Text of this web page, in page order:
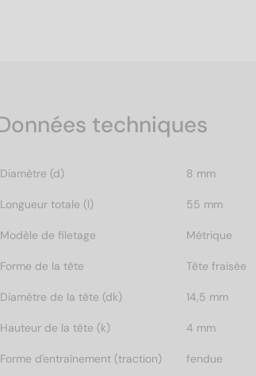
techniques
Diamètre (d) 8 mm
Longueur totale (l) 55 mm
Modèle de filetage Métrique
Forme de la tête Tête fraisée
Diamètre de la tête (dk) 14,5 mm
Hauteur de la tête (k) 4 mm
Forme d'entraînement (traction) fendue